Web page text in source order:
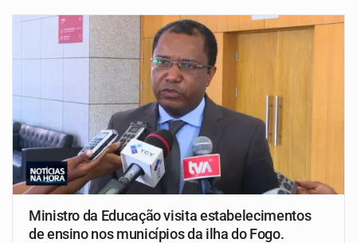
Ministro da Educação visita estabelecimentos
de ensino nos municípios da ilha do Fogo.